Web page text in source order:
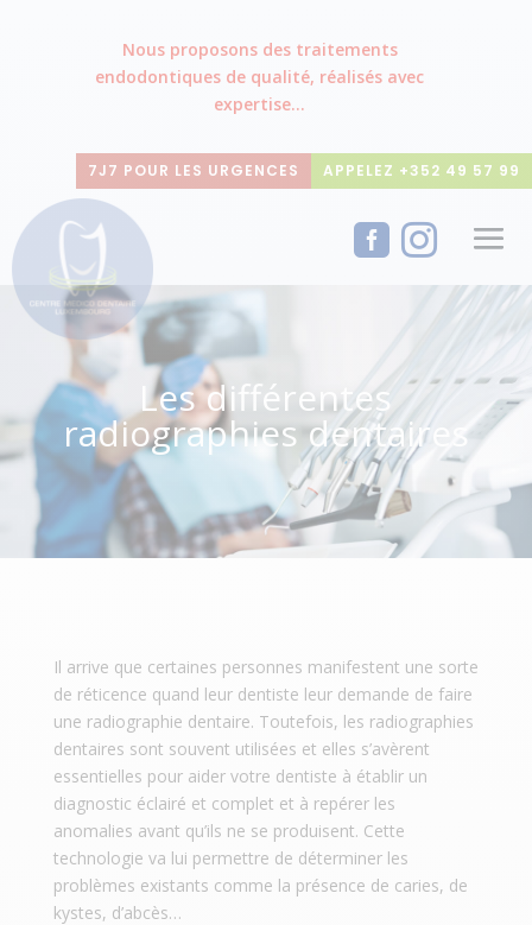
Nous proposons des traitements
endodontiques de qualité, réalisés avec
expertise...
7J7 POUR LES URGENCES APPELEZ +352 49 57 99


Les différentes
radiographies dentaires
Il arrive que certaines personnes manifestent une sorte
de réticence quand leur dentiste leur demande de faire
une radiographie dentaire. Toutefois, les radiographies
dentaires sont souvent utilisées et elles s’avèrent
essentielles pour aider votre dentiste à établir un
diagnostic éclairé et complet et à repérer les
anomalies avant qu’ils ne se produisent. Cette
technologie va lui permettre de déterminer les
problèmes existants comme la présence de caries, de
kystes, d’abcès…